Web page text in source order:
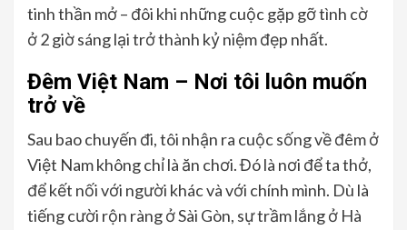
tinh thần mở – đôi khi những cuộc gặp gỡ tình cờ
ở 2 giờ sáng lại trở thành kỷ niệm đẹp nhất.
Đêm Việt Nam – Nơi tôi luôn muốn
trở về
Sau bao chuyến đi, tôi nhận ra cuộc sống về đêm ở
Việt Nam không chỉ là ăn chơi. Đó là nơi để ta thở,
để kết nối với người khác và với chính mình. Dù là
tiếng cười rộn ràng ở Sài Gòn, sự trầm lắng ở Hà